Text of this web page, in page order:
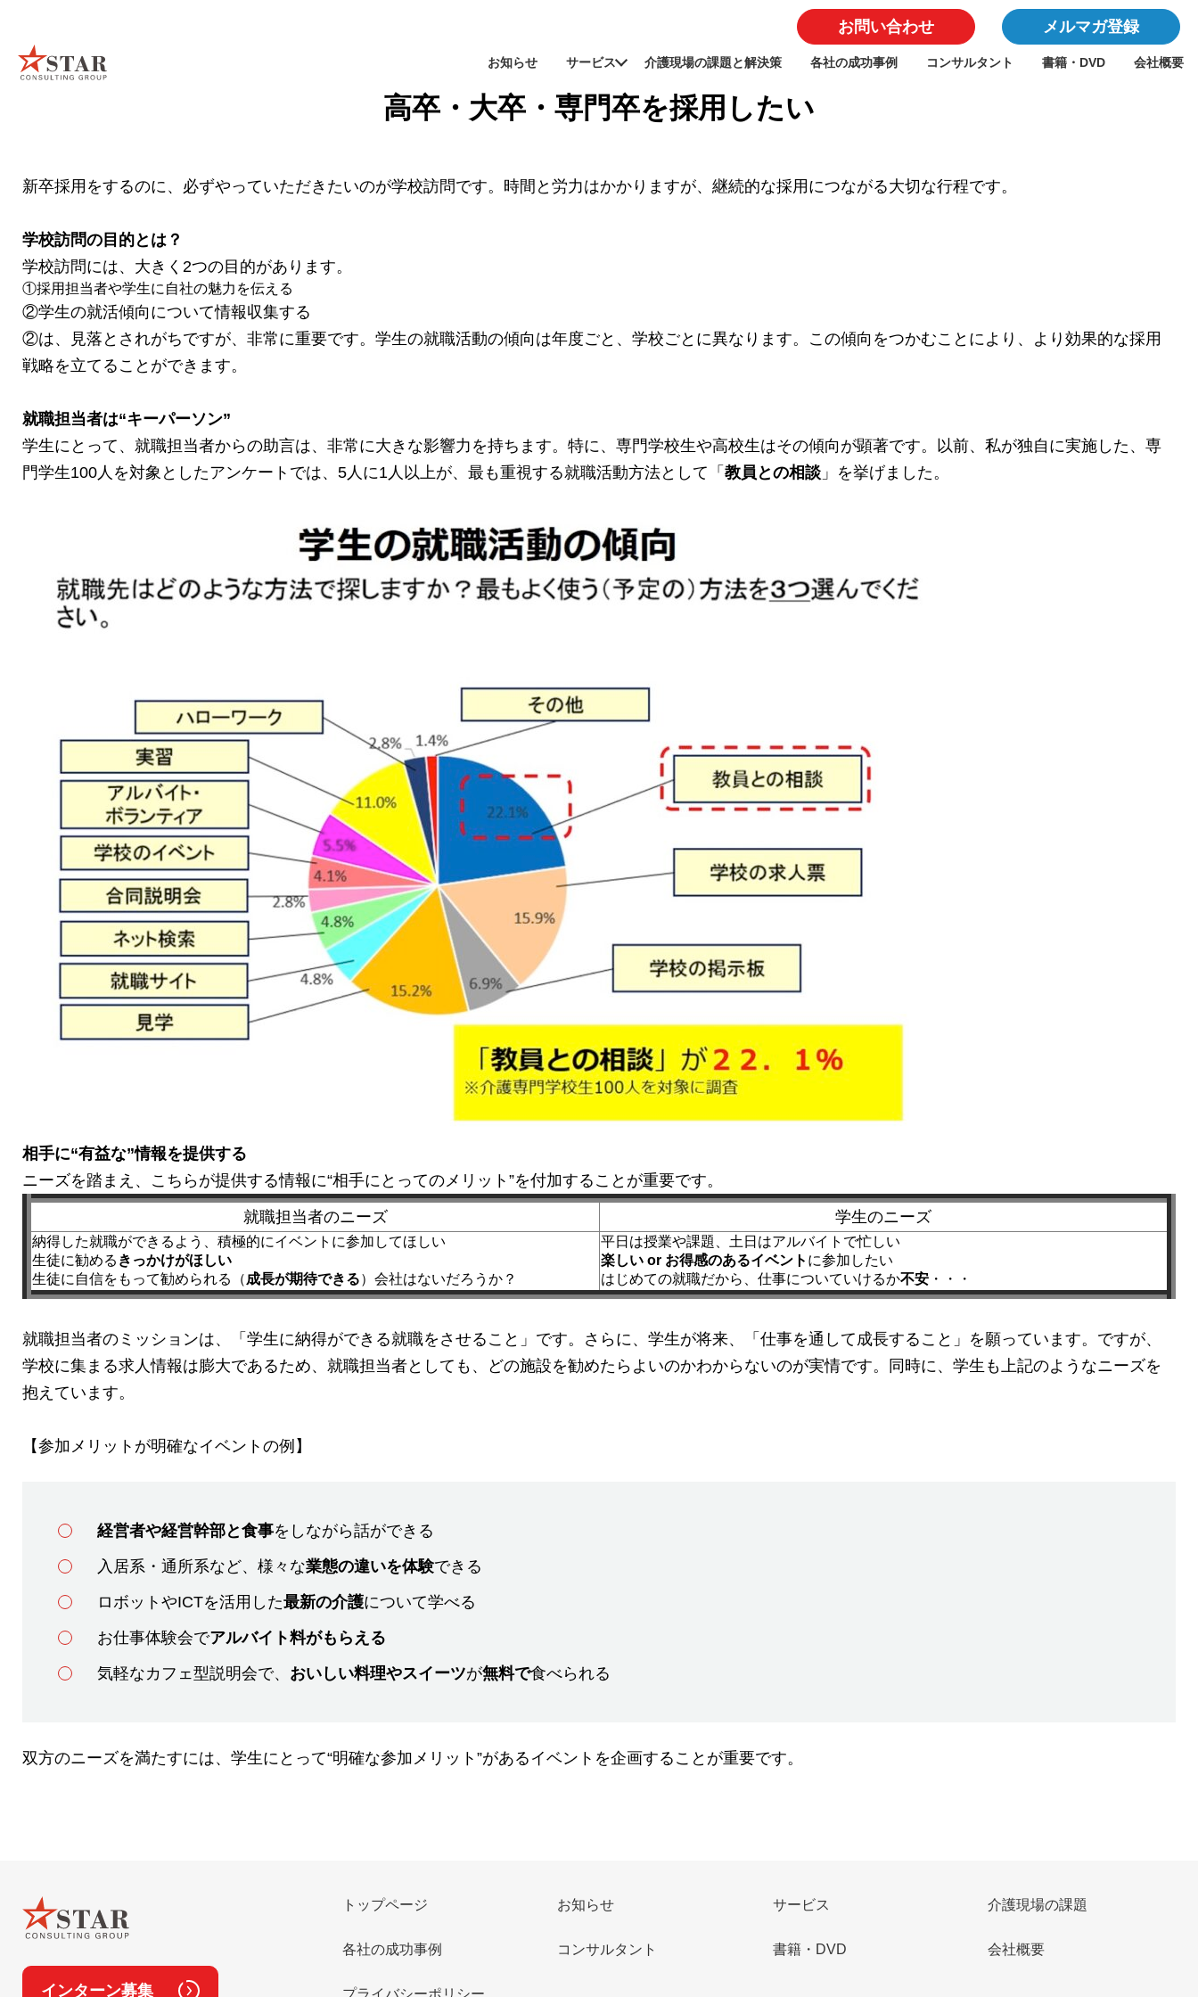
お問い合わせ メルマガ登録
お知らせ サービス 介護現場の課題と解決策 各社の成功事例 コンサルタント 書籍・DVD 会社概要
高卒・大卒・専門卒を採用したい
新卒採用をするのに、必ずやっていただきたいのが学校訪問です。時間と労力はかかりますが、継続的な採用につながる大切な行程です。
学校訪問の目的とは？
学校訪問には、大きく2つの目的があります。
①採用担当者や学生に自社の魅力を伝える
②学生の就活傾向について情報収集する
②は、見落とされがちですが、非常に重要です。学生の就職活動の傾向は年度ごと、学校ごとに異なります。この傾向をつかむことにより、より効果的な採用
戦略を立てることができます。
就職担当者は“キーパーソン”
学生にとって、就職担当者からの助言は、非常に大きな影響力を持ちます。特に、専門学校生や高校生はその傾向が顕著です。以前、私が独自に実施した、専
門学生100人を対象としたアンケートでは、5人に1人以上が、最も重視する就職活動方法として「 教員との相談 」を挙げました。
相手に“有益な”情報を提供する
ニーズを踏まえ、こちらが提供する情報に“相手にとってのメリット”を付加することが重要です。
就職担当者のニーズ 学生のニーズ
納得した就職ができるよう、積極的にイベントに参加してほしい
生徒に勧める きっかけがほしい
生徒に自信をもって勧められる（成長が期待できる）会社はないだろうか？
平日は授業や課題、土日はアルバイトで忙しい
楽しい or お得感のあるイベント に参加したい
はじめての就職だから、仕事についていけるか不安 ・・・
就職担当者のミッションは、「学生に納得ができる就職をさせること」です。さらに、学生が将来、「仕事を通して成長すること」を願っています。ですが、
学校に集まる求人情報は膨大であるため、就職担当者としても、どの施設を勧めたらよいのかわからないのが実情です。同時に、学生も上記のようなニーズを
抱えています。
【参加メリットが明確なイベントの例】
経営者や経営幹部と食事をしながら話ができる
入居系・通所系など、様々な業態の違いを体験できる
ロボットやICTを活用した最新の介護について学べる
お仕事体験会でアルバイト料がもらえる
気軽なカフェ型説明会で、 おいしい料理やスイーツが無料で食べられる
双方のニーズを満たすには、学生にとって“明確な参加メリット”があるイベントを企画することが重要です。
インターン募集
トップページ お知らせ サービス 介護現場の課題
各社の成功事例 コンサルタント 書籍・DVD 会社概要
プライバシーポリシー